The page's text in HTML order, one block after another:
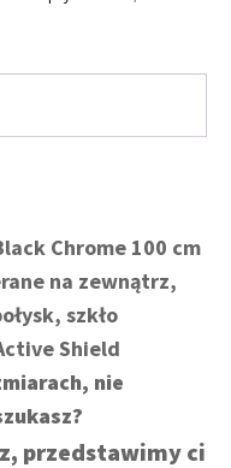
Chrome 100 cm
na zewnątrz,
szkło
Shield
nie
przedstawimy ci